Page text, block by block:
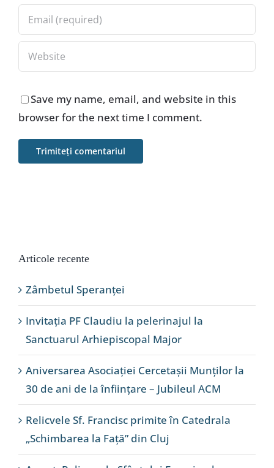
Save my name, email, and website in this
browser for the next time I comment.
Articole recente
Zâmbetul Speranței
Invitația PF Claudiu la pelerinajul la
Sanctuarul Arhiepiscopal Major
Aniversarea Asociației Cercetașii Munților la
30 de ani de la înființare – Jubileul ACM
Relicvele Sf. Francisc primite în Catedrala
„Schimbarea la Față” din Cluj